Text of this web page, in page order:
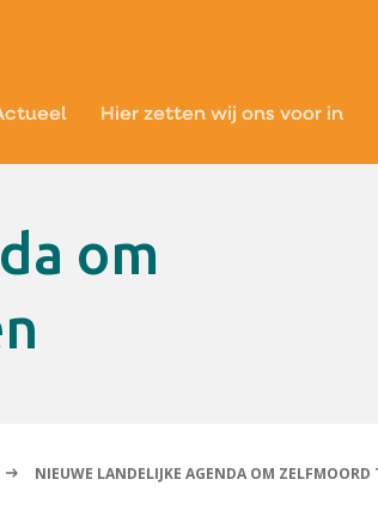
Hier zetten wij ons voor in
NIEUWE LANDELIJKE AGENDA OM ZELFMOORD